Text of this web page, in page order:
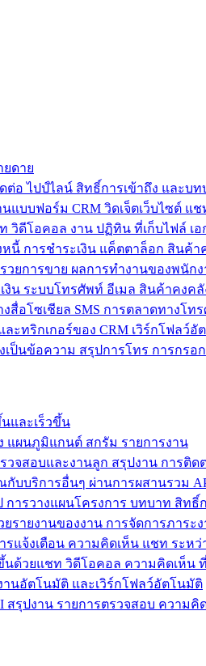
ยดาย
ต่อ ไปป์ไลน์ สิทธิ์การเข้าถึง และบท
บบฟอร์ม CRM วิดเจ็ตเว็บไซต์ แช
วิดีโอคอล งาน ปฏิทิน ที่เก็บไฟล์ เ
หนี้ การชำระเงิน แค็ตตาล็อก สินค้
วยการขาย ผลการทำงานของพนัก
งิน ระบบโทรศัพท์ อีเมล สินค้าคง
อโซเชียล SMS การตลาดทางโท
ละทริกเกอร์ของ CRM เวิร์กโฟลว์
งเป็นข้อความ สรุปการโทร การกร
และเร็วขึ้น
แผนภูมิแกนต์ สกรัม รายการงาน
วจสอบและงานลูก สรุปงาน การติ
บบริการอื่นๆ ผ่านการผสานรวม
การวางแผนโครงการ บทบาท สิทธิ์
รายงานของงาน การจัดการภาร
แจ้งเตือน ความคิดเห็น แชท ระหว่
นด้วยแชท วิดีโอคอล ความคิดเห็น
านอัตโนมัติ และเวิร์กโฟลว์อัตโนมัติ
สรุปงาน รายการตรวจสอบ ความคิ